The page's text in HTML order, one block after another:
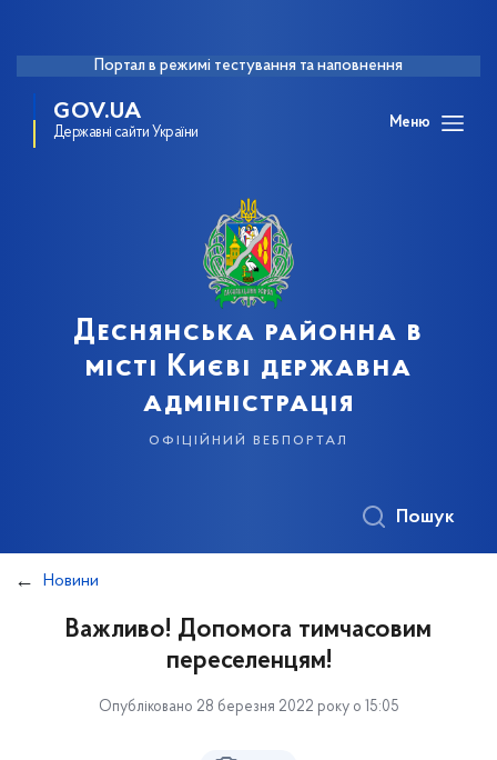
Портал в режимі тестування та наповнення
GOV.UA
Державні сайти України
Меню
Деснянська районна в
місті Києві державна
адміністрація
офіційний вебпортал
Пошук
Новини
Важливо! Допомога тимчасовим
переселенцям!
Опубліковано 28 березня 2022 року о 15:05